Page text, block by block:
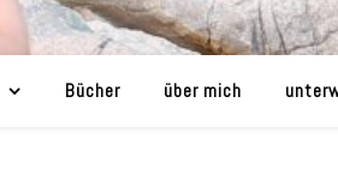
Bücher über mich